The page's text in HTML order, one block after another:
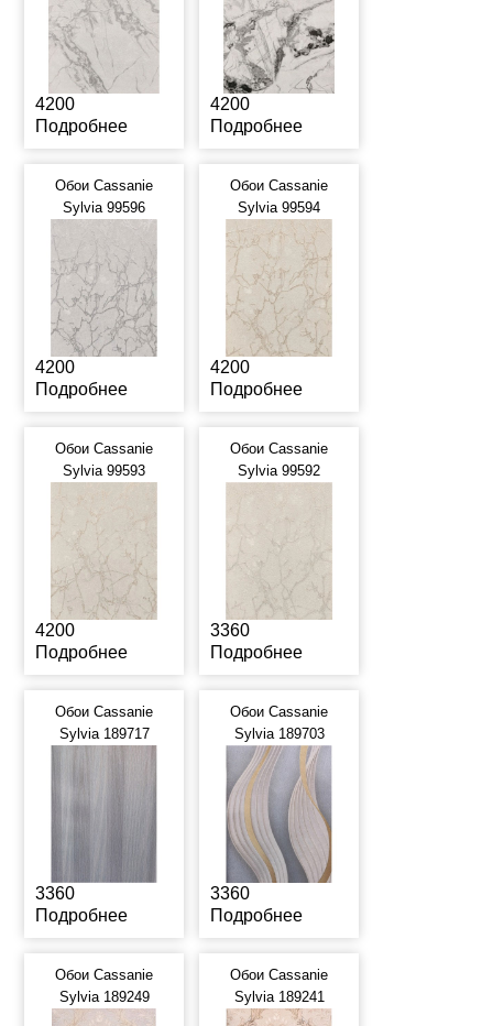
4200
Подробнее
4200
Подробнее
Обои Cassanie
Sylvia 99596
4200
Подробнее
Обои Cassanie
Sylvia 99594
4200
Подробнее
Обои Cassanie
Sylvia 99593
4200
Подробнее
Обои Cassanie
Sylvia 99592
3360
Подробнее
Обои Cassanie
Sylvia 189717
3360
Подробнее
Обои Cassanie
Sylvia 189703
3360
Подробнее
Обои Cassanie
Sylvia 189249
Обои Cassanie
Sylvia 189241